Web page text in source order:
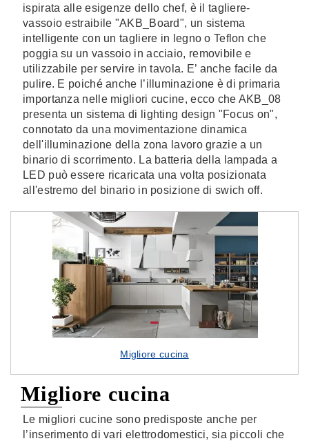
ispirata alle esigenze dello chef, è il tagliere-
vassoio estraibile "AKB_Board", un sistema
intelligente con un tagliere in legno o Teflon che
poggia su un vassoio in acciaio, removibile e
utilizzabile per servire in tavola. E’ anche facile da
pulire. E poiché anche l’illuminazione è di primaria
importanza nelle migliori cucine, ecco che AKB_08
presenta un sistema di lighting design "Focus on",
connotato da una movimentazione dinamica
dell'illuminazione della zona lavoro grazie a un
binario di scorrimento. La batteria della lampada a
LED può essere ricaricata una volta posizionata
all'estremo del binario in posizione di swich off.
Migliore cucina
Migliore cucina
Le migliori cucine sono predisposte anche per
l’inserimento di vari elettrodomestici, sia piccoli che